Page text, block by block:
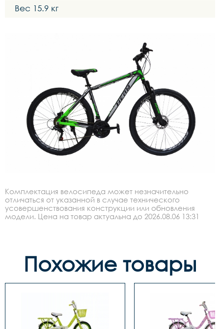
Вес 15.9 кг
Комплектация велосипеда может незначительно
отличаться от указанной в случае технического
усовершенствования конструкции или обновления
модели. Цена на товар актуальна до 2026.08.06 13:31
Похожие товары